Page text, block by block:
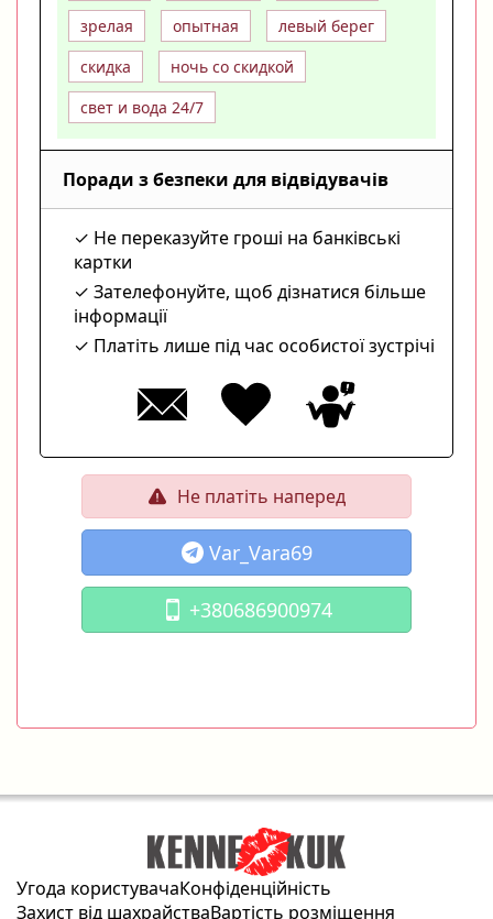
зрелая
опытная
левый берег
скидка
ночь со скидкой
свет и вода 24/7
Поради з безпеки для відвідувачів
Не переказуйте гроші на банківські
картки
Зателефонуйте, щоб дізнатися більше
інформації
Платіть лише під час особистої зустрічі
Не платіть наперед
Var_Vara69
+380686900974
Угода користувачаКонфіденційність
Захист від шахрайстваВартість розміщення